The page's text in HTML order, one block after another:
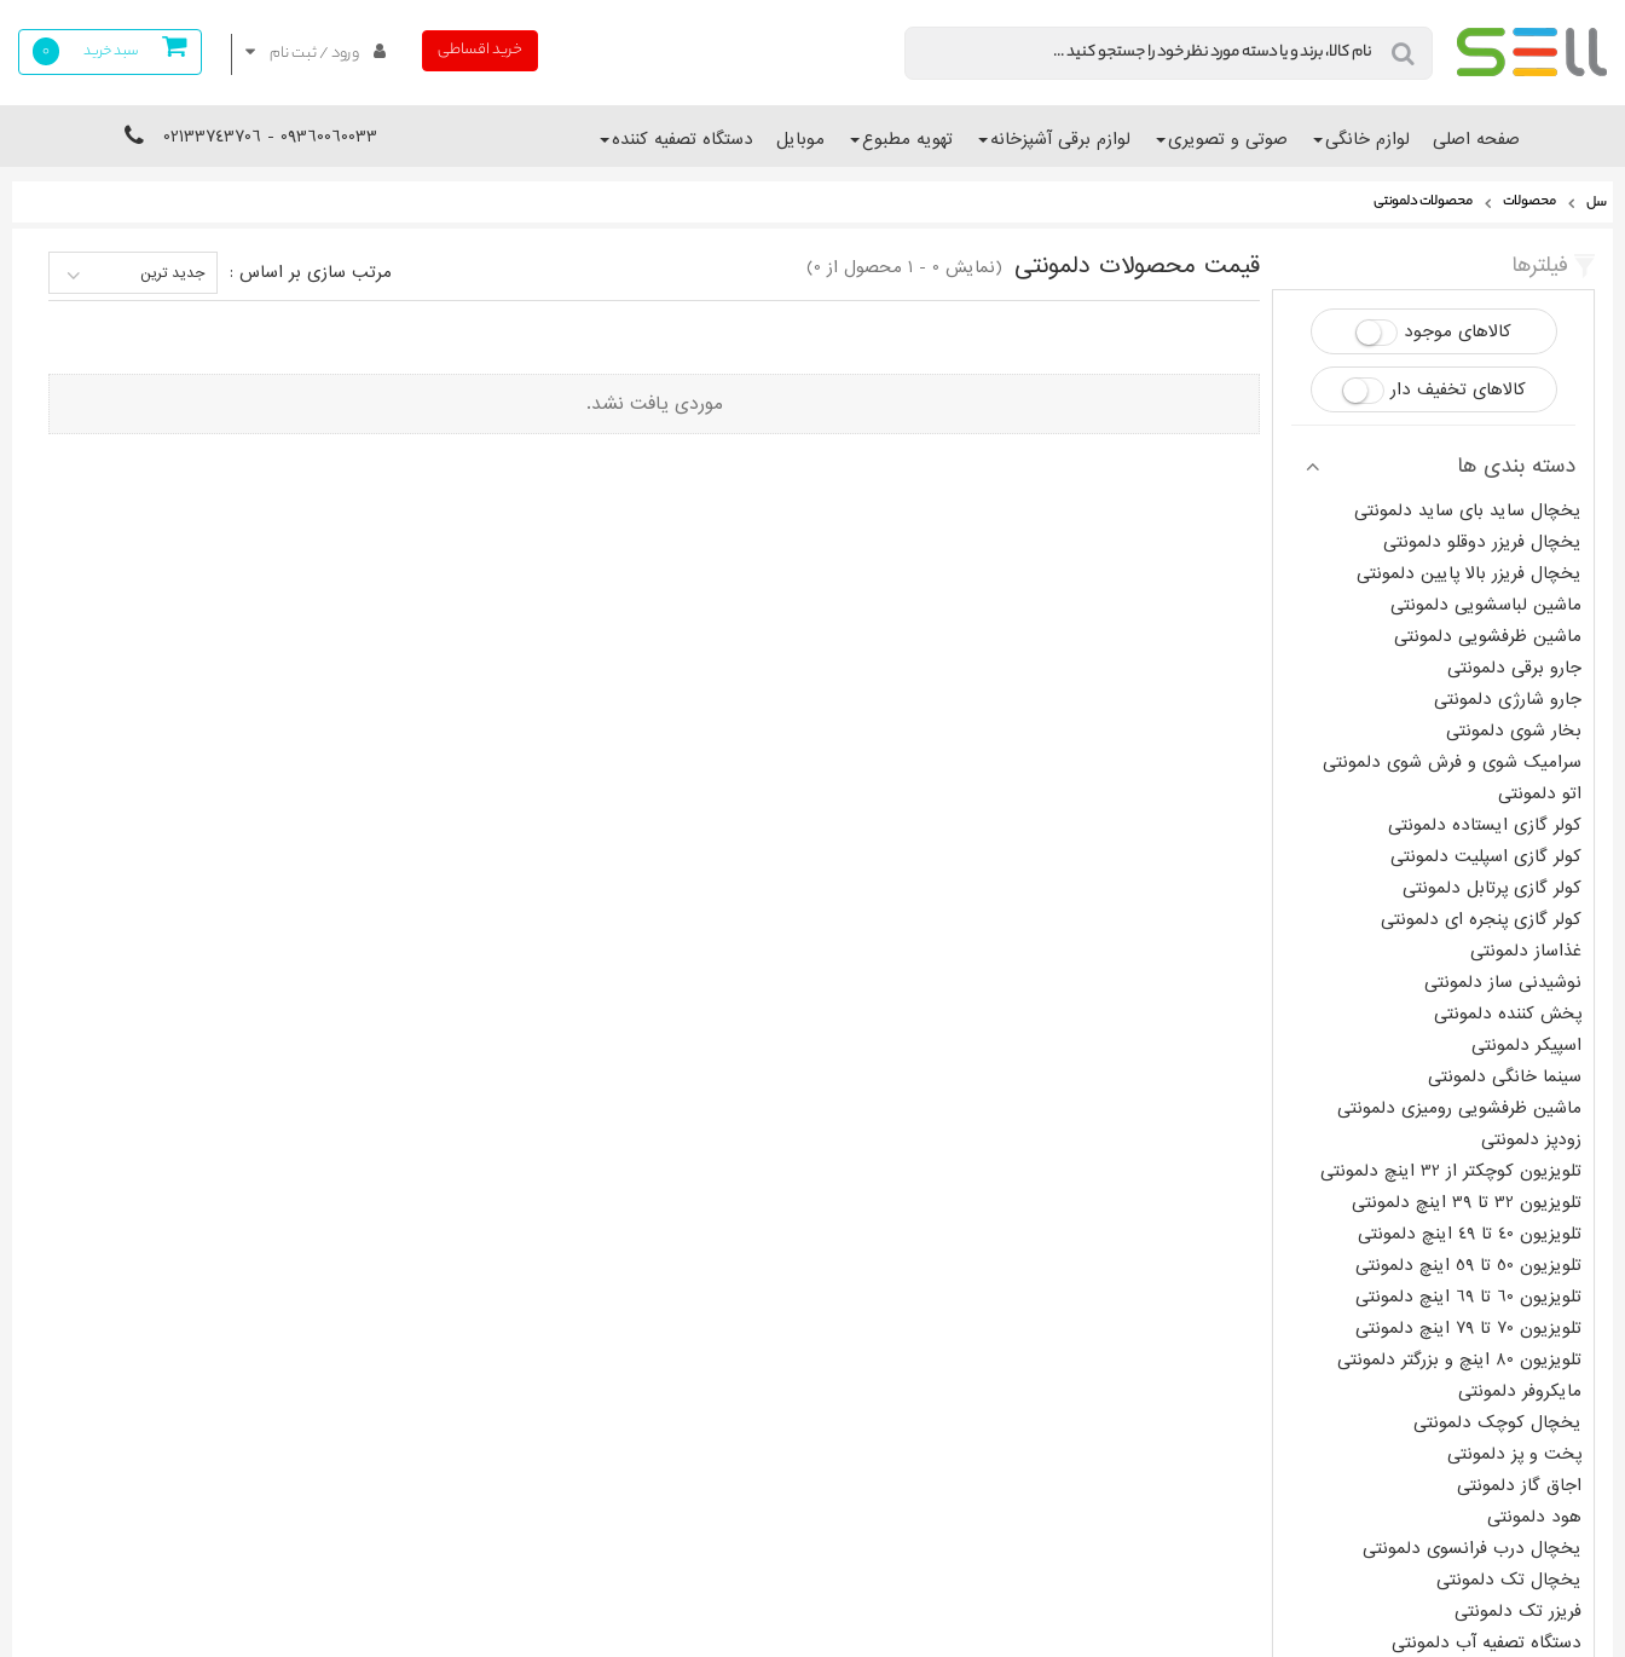
سبد خرید 0 ورود / ثبت نام خرید اقساطی
صفحه اصلی لوازم خانگی صوتی و تصویری لوازم برقی آشپزخانه تهویه مطبوع موبایل دستگاه تصفیه کننده 09360060033 - 02133743706
سل محصولات محصولات دلمونتی
فیلترها
کالاهای موجود
کالاهای تخفیف دار
دسته بندی ها
یخچال ساید بای ساید دلمونتی
یخچال فریزر دوقلو دلمونتی
یخچال فریزر بالا پایین دلمونتی
ماشین لباسشویی دلمونتی
ماشین ظرفشویی دلمونتی
جارو برقی دلمونتی
جارو شارژی دلمونتی
بخار شوی دلمونتی
سرامیک شوی و فرش شوی دلمونتی
اتو دلمونتی
کولر گازی ایستاده دلمونتی
کولر گازی اسپلیت دلمونتی
کولر گازی پرتابل دلمونتی
کولر گازی پنجره ای دلمونتی
غذاساز دلمونتی
نوشیدنی ساز دلمونتی
پخش کننده دلمونتی
اسپیکر دلمونتی
سینما خانگی دلمونتی
ماشین ظرفشویی رومیزی دلمونتی
زودپز دلمونتی
تلویزیون کوچکتر از 32 اینچ دلمونتی
تلویزیون 32 تا 39 اینچ دلمونتی
تلویزیون 40 تا 49 اینچ دلمونتی
تلویزیون 50 تا 59 اینچ دلمونتی
تلویزیون 60 تا 69 اینچ دلمونتی
تلویزیون 70 تا 79 اینچ دلمونتی
تلویزیون 80 اینچ و بزرگتر دلمونتی
مایکروفر دلمونتی
یخچال کوچک دلمونتی
پخت و پز دلمونتی
اجاق گاز دلمونتی
هود دلمونتی
یخچال درب فرانسوی دلمونتی
یخچال تک دلمونتی
فریزر تک دلمونتی
دستگاه تصفیه آب دلمونتی
قیمت محصولات دلمونتی (نمایش 0 - 1 محصول از 0) مرتب سازی بر اساس : جدید ترین
موردی یافت نشد.